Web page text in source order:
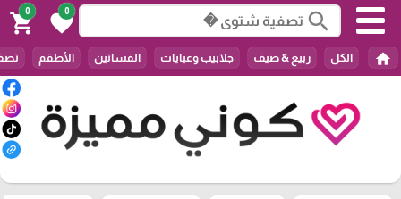
search
0
favorite
0
shopping_cart
home الكل ربيع & صيف جلابيب وعبايات الفساتين الأطقم